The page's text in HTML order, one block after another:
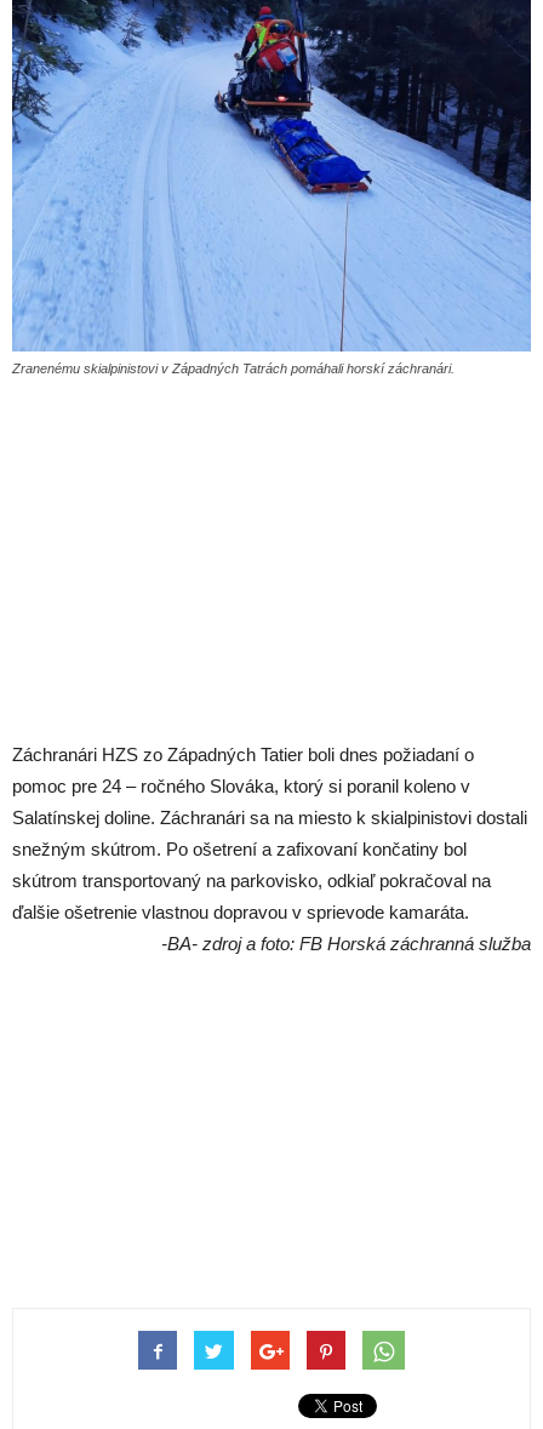
Zranenému skialpinistovi v Západných Tatrách pomáhali horskí záchranári.
Záchranári HZS zo Západných Tatier boli dnes požiadaní o
pomoc pre 24 – ročného Slováka, ktorý si poranil koleno v
Salatínskej doline. Záchranári sa na miesto k skialpinistovi dostali
snežným skútrom. Po ošetrení a zafixovaní končatiny bol
skútrom transportovaný na parkovisko, odkiaľ pokračoval na
ďalšie ošetrenie vlastnou dopravou v sprievode kamaráta.
-BA- zdroj a foto: FB Horská záchranná služba